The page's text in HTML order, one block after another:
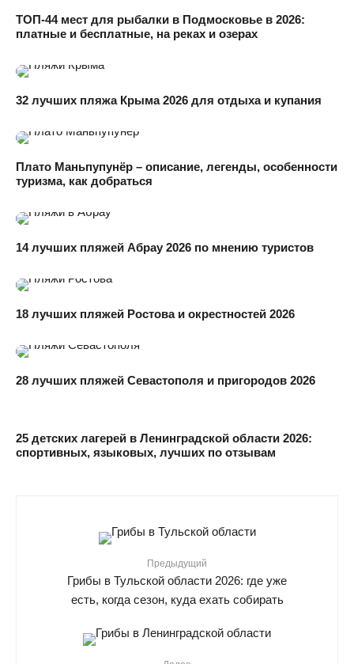
ТОП-44 мест для рыбалки в Подмосковье в 2026:
платные и бесплатные, на реках и озерах
32 лучших пляжа Крыма 2026 для отдыха и купания
Плато Маньпупунёр – описание, легенды, особенности
туризма, как добраться
14 лучших пляжей Абрау 2026 по мнению туристов
18 лучших пляжей Ростова и окрестностей 2026
28 лучших пляжей Севастополя и пригородов 2026
25 детских лагерей в Ленинградской области 2026:
спортивных, языковых, лучших по отзывам
Предыдущий
Грибы в Тульской области 2026: где уже
есть, когда сезон, куда ехать собирать